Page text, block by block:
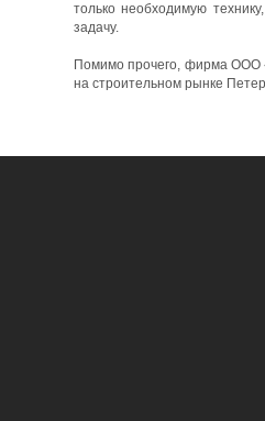
только необходимую
задачу.
Помимо прочего, фирма ООО
на строительном рынке